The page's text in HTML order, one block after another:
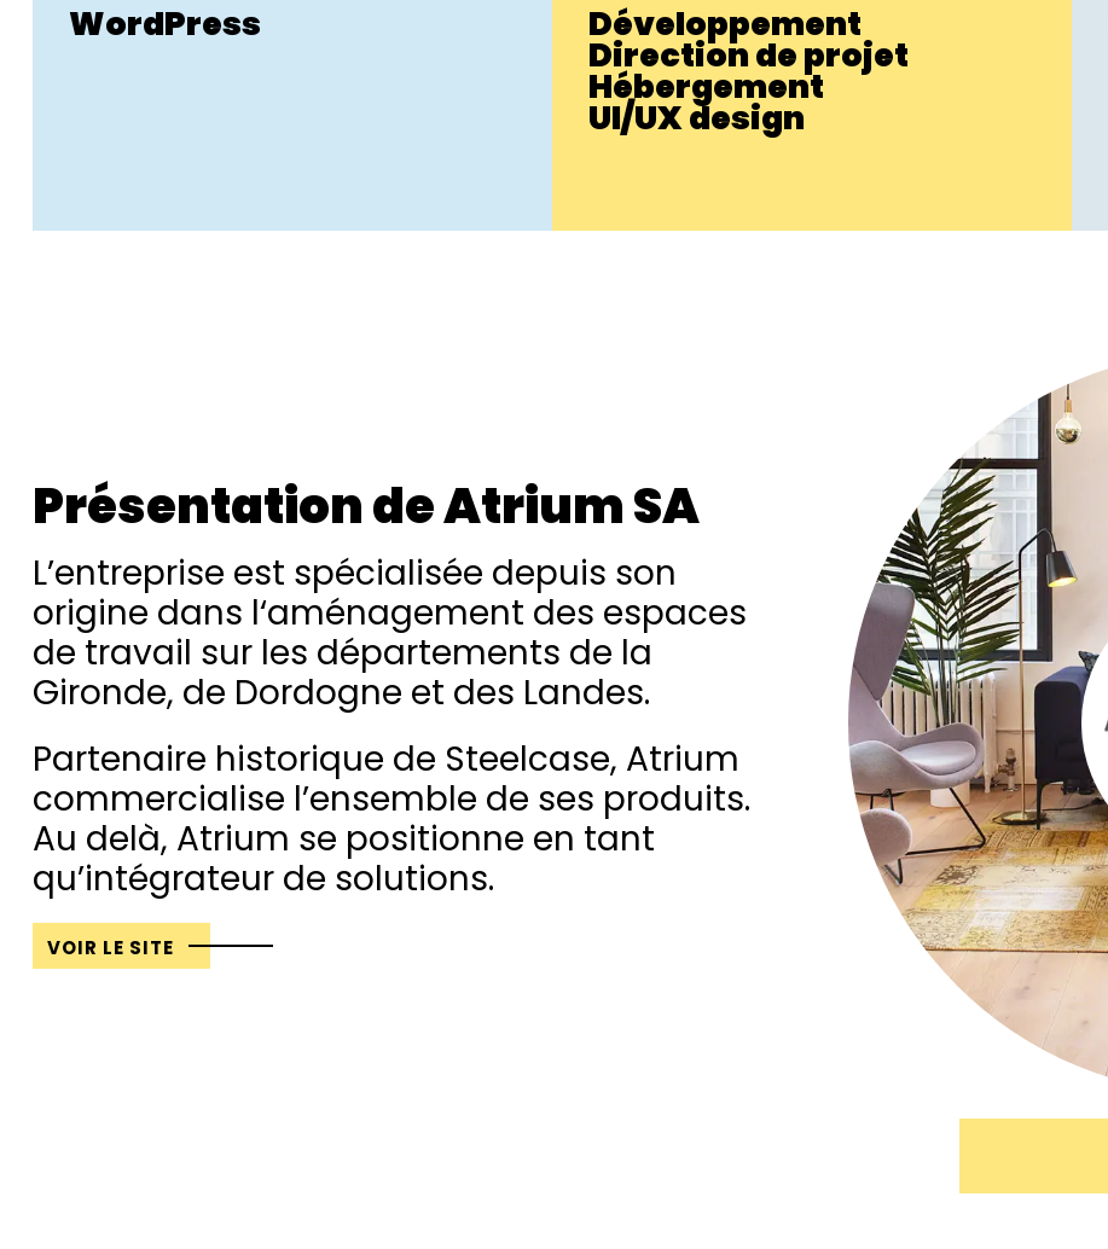
WordPress Développement
Direction de projet
Hébergement
UI/UX design
Présentation de Atrium SA
L’entreprise est spécialisée depuis son
origine dans l‘aménagement des espaces
de travail sur les départements de la
Gironde, de Dordogne et des Landes.
Partenaire historique de Steelcase, Atrium
commercialise l’ensemble de ses produits.
Au delà, Atrium se positionne en tant
qu’intégrateur de solutions.
VOIR LE SITE